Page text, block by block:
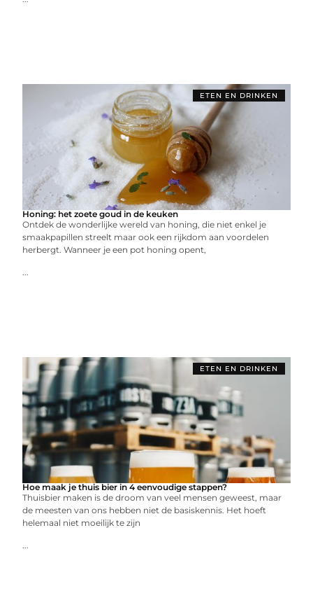
ETEN EN DRINKEN
Honing: het zoete goud in de keuken
Ontdek de wonderlijke wereld van honing, die niet enkel je
smaakpapillen streelt maar ook een rijkdom aan voordelen
herbergt. Wanneer je een pot honing opent,
...
ETEN EN DRINKEN
Hoe maak je thuis bier in 4 eenvoudige stappen?
Thuisbier maken is de droom van veel mensen geweest, maar
de meesten van ons hebben niet de basiskennis. Het hoeft
helemaal niet moeilijk te zijn
...